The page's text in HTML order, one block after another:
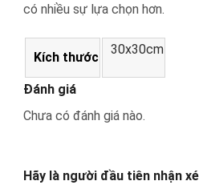
có nhiều sự lựa chọn hơn.
Kích thước
30x30cm
Đánh giá
Chưa có đánh giá nào.
Hãy là người đầu tiên nhận